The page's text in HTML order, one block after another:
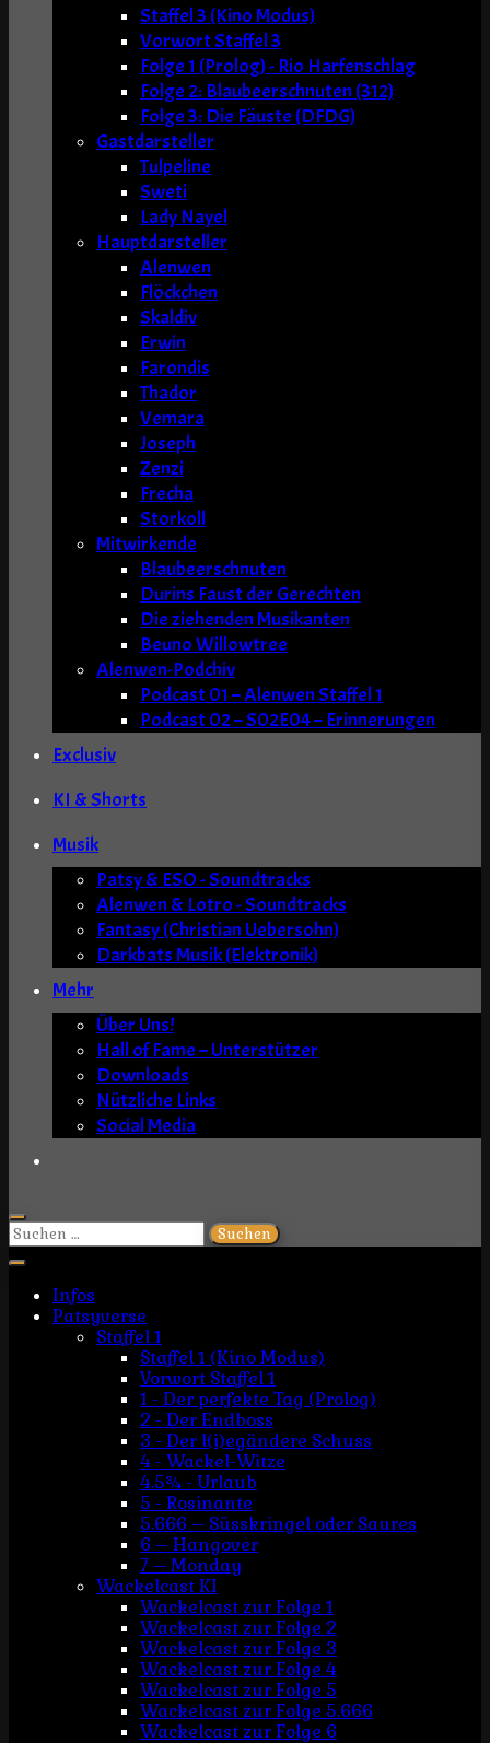
Staffel 3 (Kino Modus)
Vorwort Staffel 3
Folge 1 (Prolog) - Rio Harfenschlag
Folge 2: Blaubeerschnuten (312)
Folge 3: Die Fäuste (DFDG)
Gastdarsteller
Tulpeline
Sweti
Lady Nayel
Hauptdarsteller
Alenwen
Flöckchen
Skaldiv
Erwin
Farondis
Thador
Vemara
Joseph
Zenzi
Frecha
Storkoll
Mitwirkende
Blaubeerschnuten
Durins Faust der Gerechten
Die ziehenden Musikanten
Beuno Willowtree
Alenwen-Podchiv
Podcast 01 – Alenwen Staffel 1
Podcast 02 – S02E04 – Erinnerungen
Exclusiv
KI & Shorts
Musik
Patsy & ESO - Soundtracks
Alenwen & Lotro - Soundtracks
Fantasy (Christian Uebersohn)
Darkbats Musik (Elektronik)
Mehr
Über Uns!
Hall of Fame – Unterstützer
Downloads
Nützliche Links
Social Media
Suchen
nach:
Infos
Patsyverse
Staffel 1
Staffel 1 (Kino Modus)
Vorwort Staffel 1
1 - Der perfekte Tag (Prolog)
2 - Der Endboss
3 - Der l(i)egändere Schuss
4 - Wackel-Witze
4.5¾ - Urlaub
5 - Rosinante
5.666 – Süsskringel oder Saures
6 – Hangover
7 – Monday
Wackelcast KI
Wackelcast zur Folge 1
Wackelcast zur Folge 2
Wackelcast zur Folge 3
Wackelcast zur Folge 4
Wackelcast zur Folge 5
Wackelcast zur Folge 5.666
Wackelcast zur Folge 6